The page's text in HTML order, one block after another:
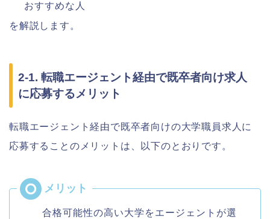
おすすめな人
を解説します。
2-1. 転職エージェント経由で既卒者向け求人
に応募するメリット
転職エージェント経由で既卒者向けの大学職員求人に
応募することのメリットは、以下のとおりです。
合格可能性の高い大学をエージェントが選